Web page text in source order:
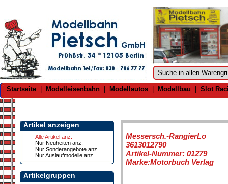
Startseite Modelleisenbahn Modellautos Modellbau Slot
Artikel anzeigen
Alle Artikel anz.
Nur Neuheiten anz.
Nur Sonderangebote anz.
Nur Auslaufmodelle anz.
Artikelgruppen
Messersch.-RangierLo
3613012790
Artikel-Nummer: 01279
Marke:Motorbuch Verlag